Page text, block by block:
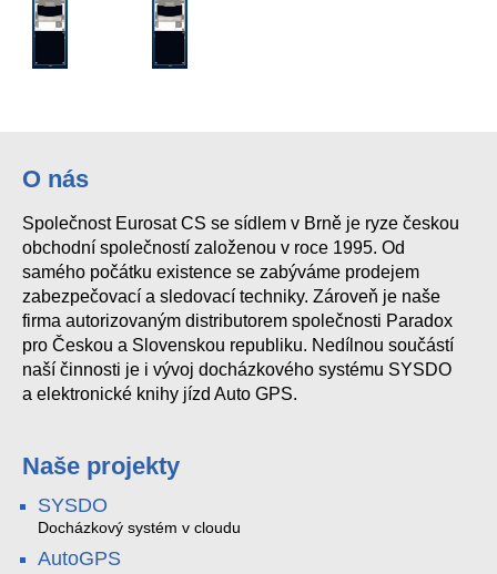
O nás
Společnost Eurosat CS se sídlem v Brně je ryze českou
obchodní společností založenou v roce 1995. Od
samého počátku existence se zabýváme prodejem
zabezpečovací a sledovací techniky. Zároveň je naše
firma autorizovaným distributorem společnosti Paradox
pro Českou a Slovenskou republiku. Nedílnou součástí
naší činnosti je i vývoj docházkového systému SYSDO
a elektronické knihy jízd Auto GPS.
Naše projekty
SYSDO
Docházkový systém v cloudu
AutoGPS